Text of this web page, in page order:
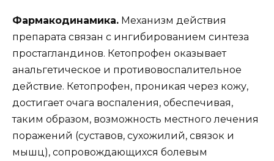
Фармакодинамика. Механизм действия
препарата связан с ингибированием синтеза
простагландинов. Кетопрофен оказывает
анальгетическое и противовоспалительное
действие. Кетопрофен, проникая через кожу,
достигает очага воспаления, обеспечивая,
таким образом, возможность местного лечения
поражений (суставов, сухожилий, связок и
мышц), сопровождающихся болевым